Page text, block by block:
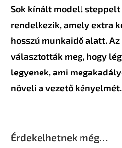
Sok kínált modell
rendelkezik, amely extra
hosszú munkaidő alatt.
választották meg, hogy
legyenek, ami
növeli a vezető kényelmét.
Érdekelhetnek még…